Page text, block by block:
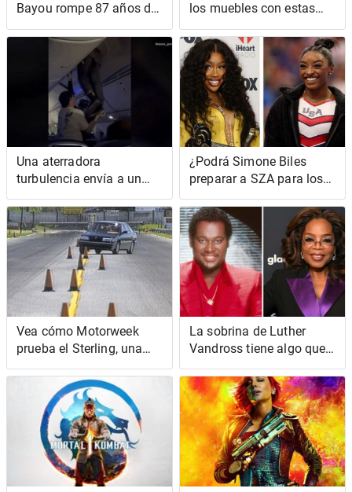
Bayou rompe 87 años de
una extraña princesa de
Disney Canon
los muebles con estas
estrategias respaldadas
por la ciencia
Una aterradora
turbulencia envía a un
hombre volando hacia un
contenedor superior en
un video viral
¿Podrá Simone Biles
preparar a SZA para los
Juegos Olímpicos?
Vea cómo Motorweek
prueba el Sterling, una
versión británica olvidada
del Acura Legend
La sobrina de Luther
Vandross tiene algo que
decir sobre su
desgarradora entrevista
posterior al accidente
cerebrovascular con
Oprah Winfrey